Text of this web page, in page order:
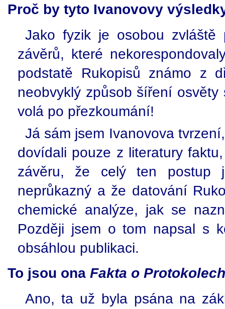
Proč by tyto Ivanovovy
Jako fyzik je osobou zvláště
závěrů, které
podstatě Rukopisů známo z
neobvyklý způsob šíření
volá po přezkoumání!
Já sám jsem Ivanovova
dovídali pouze z literatury
závěru, že celý ten postup
neprůkazný a že datování
chemické analýze, jak se
Později jsem o tom napsal s
obsáhlou publikaci.
To jsou ona Fakta o
Ano, ta už byla psána na